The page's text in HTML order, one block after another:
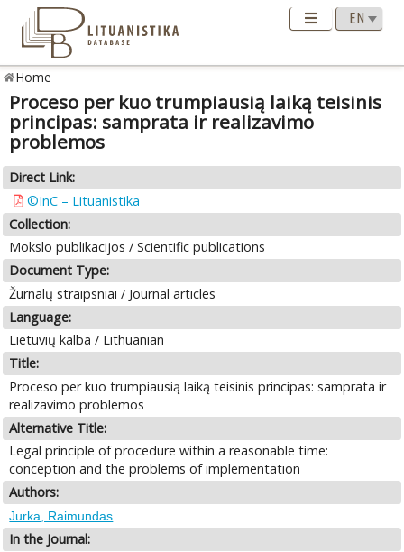
Home
Proceso per kuo trumpiausią laiką teisinis
principas: samprata ir realizavimo
problemos
Direct Link:
©InC – Lituanistika
Collection:
Mokslo publikacijos / Scientific publications
Document Type:
Žurnalų straipsniai / Journal articles
Language:
Lietuvių kalba / Lithuanian
Title:
Proceso per kuo trumpiausią laiką teisinis principas: samprata ir
realizavimo problemos
Alternative Title:
Legal principle of procedure within a reasonable time:
conception and the problems of implementation
Authors:
Jurka, Raimundas
In the Journal: